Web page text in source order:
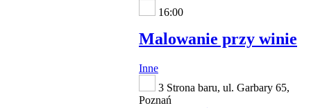
16:00
Malowanie przy winie
Inne
3 Strona baru, ul. Garbary 65,
Poznań